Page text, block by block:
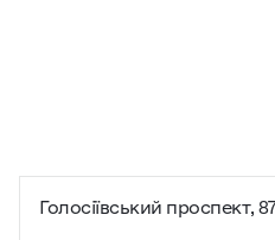
Голосіївський проспект,